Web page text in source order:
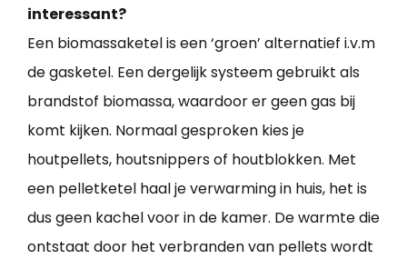
interessant?
Een biomassaketel is een ‘groen’ alternatief i.v.m
de gasketel. Een dergelijk systeem gebruikt als
brandstof biomassa, waardoor er geen gas bij
komt kijken. Normaal gesproken kies je
houtpellets, houtsnippers of houtblokken. Met
een pelletketel haal je verwarming in huis, het is
dus geen kachel voor in de kamer. De warmte die
ontstaat door het verbranden van pellets wordt